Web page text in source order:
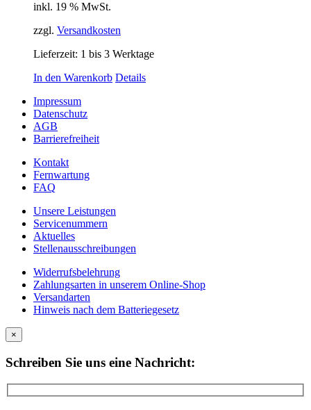
inkl. 19 % MwSt.
zzgl. Versandkosten
Lieferzeit: 1 bis 3 Werktage
In den Warenkorb Details
Impressum
Datenschutz
AGB
Barrierefreiheit
Kontakt
Fernwartung
FAQ
Unsere Leistungen
Servicenummern
Aktuelles
Stellenausschreibungen
Widerrufsbelehrung
Zahlungsarten in unserem Online-Shop
Versandarten
Hinweis nach dem Batteriegesetz
×
Schreiben Sie uns eine Nachricht: